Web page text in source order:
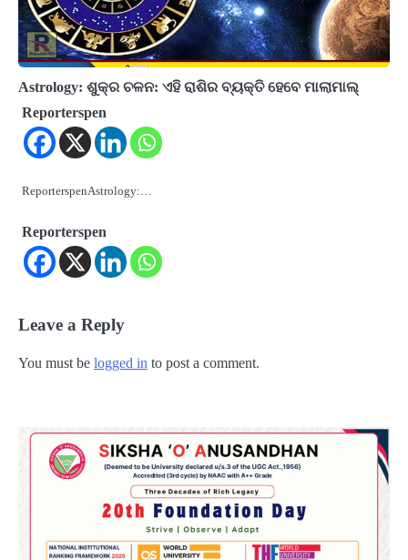
Astrology: ଶୁକ୍ର ଚଳନ: ଏହି ରାଶିର ବ୍ୟକ୍ତି ହେବେ ମାଲାମାଲ୍‌
Reporterspen
ReporterspenAstrology:…
Reporterspen
Leave a Reply
You must be logged in to post a comment.
୨୦୨୭ ବିଶ୍ୱକପ ପାଇଁ ରବି ଶାସ୍ତ୍ରୀଙ୍କ ଟିମ୍,
ଆକାଶ ଚୋପ୍ରା ଦେଲେ ୧୦ରୁ ୮ ମାର୍କ
Reporters Pen
ଆଜି ସୁଦ୍ଧା ଆସିବ ବନ୍ୟା କ୍ଷୟକ୍ଷତି ରିପୋର୍ଟ